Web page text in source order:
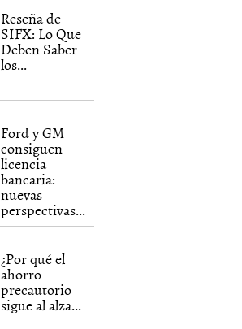
Reseña de
SIFX: Lo Que
Deben Saber
los...
Ford y GM
consiguen
licencia
bancaria:
nuevas
perspectivas...
¿Por qué el
ahorro
precautorio
sigue al alza...